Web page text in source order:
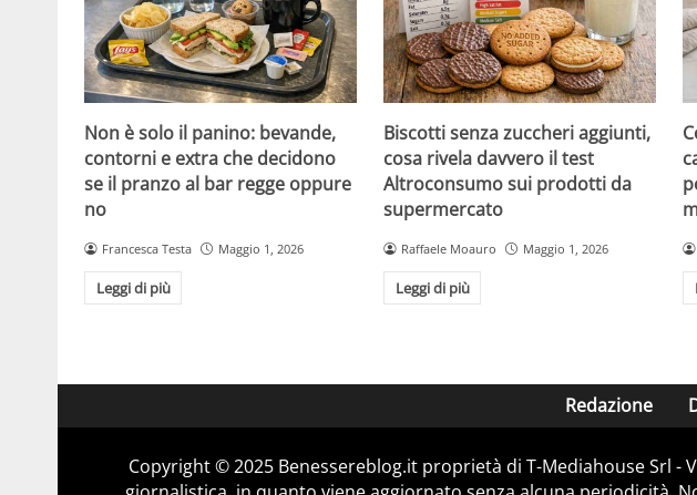
Non è solo il panino: bevande,
contorni e extra che decidono
se il pranzo al bar regge oppure
no
Francesca Testa Maggio 1, 2026
Leggi di più
Biscotti senza zuccheri aggiunti,
cosa rivela davvero il test
Altroconsumo sui prodotti da
supermercato
Raffaele Moauro Maggio 1, 2026
Leggi di più
Redazione
Copyright © 2025 Benessereblog.it proprietà di T-Mediahouse Srl -